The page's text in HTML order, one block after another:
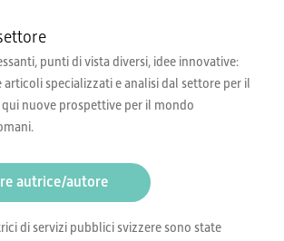
punti di vista diversi, idee innovative:
articoli specializzati e analisi dal settore per il
nuove prospettive per il mondo
autrice/autore
di servizi pubblici svizzere sono state